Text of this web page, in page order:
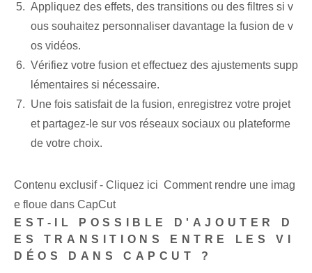
Appliquez des effets, des transitions ou des filtres si v
ous souhaitez personnaliser davantage la fusion de v
os vidéos.
Vérifiez votre fusion et effectuez des ajustements supp
lémentaires si nécessaire.
Une fois satisfait de la fusion, enregistrez votre projet
et partagez-le sur vos réseaux sociaux ou plateforme
de votre choix.
Contenu exclusif - Cliquez ici Comment rendre une imag
e floue dans CapCut
EST-IL POSSIBLE D'AJOUTER D
ES TRANSITIONS ENTRE LES VI
DÉOS DANS CAPCUT ?